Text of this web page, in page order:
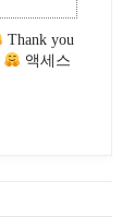
Thank you
액세스